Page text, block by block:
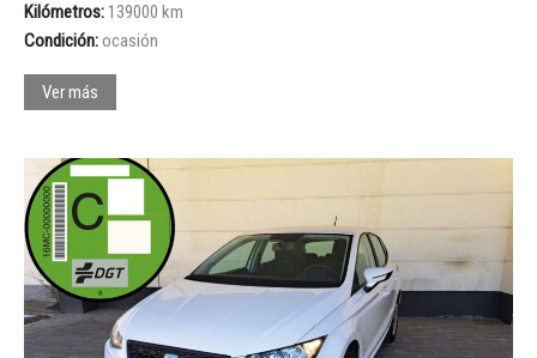
INICIAR SESIÓN
Kilómetros: 139000 km
Condición:ocasión
Ver más